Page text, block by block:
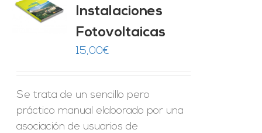
Instalaciones
Fotovoltaicas
15,00€
Se trata de un sencillo pero
práctico manual elaborado por una
asociación de usuarios de